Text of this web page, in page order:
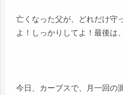
亡くなった父が、どれだけ守
よ！しっかりしてよ！最後は
今日、カーブスで、月一回の